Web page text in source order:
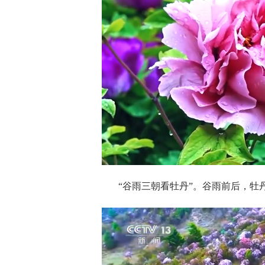
“谷雨三朝看牡丹”。谷雨前后，牡